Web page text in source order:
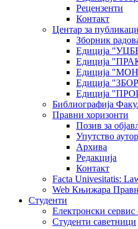
Рецензенти
Контакт
Центар за
Зборник
Едиција
Едиција
Едиција
Едиција
Едиција
Библиографија
Правни хоризонти
Позив за
Упутство
Архива
Редакција
Контакт
Facta Univesitatis:
Web Књижара
Студенти
Електронски сервис
Студенти саветници